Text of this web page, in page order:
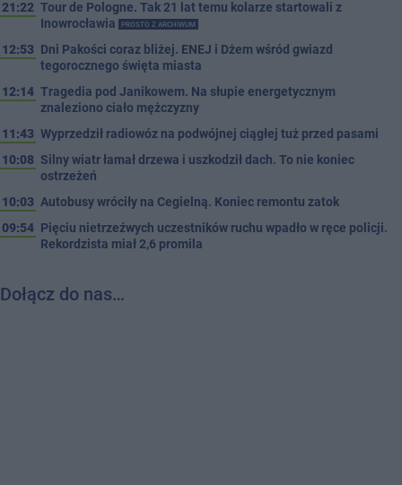
21:22 Tour de Pologne. Tak 21 lat temu kolarze startowali z
Inowrocławia
PROSTO Z ARCHIWUM
12:53 Dni Pakości coraz bliżej. ENEJ i Dżem wśród gwiazd
tegorocznego święta miasta
12:14 Tragedia pod Janikowem. Na słupie energetycznym
znaleziono ciało mężczyzny
11:43 Wyprzedził radiowóz na podwójnej ciągłej tuż przed pasami
10:08 Silny wiatr łamał drzewa i uszkodził dach. To nie koniec
ostrzeżeń
10:03 Autobusy wróciły na Cegielną. Koniec remontu zatok
09:54 Pięciu nietrzeźwych uczestników ruchu wpadło w ręce policji.
Rekordzista miał 2,6 promila
Dołącz do nas…